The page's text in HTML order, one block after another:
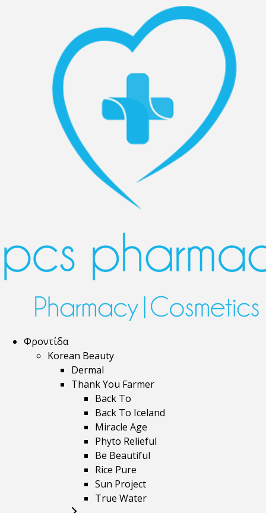
Φροντίδα
Korean Beauty
Dermal
Thank You Farmer
Back To
Back To Iceland
Miracle Age
Phyto Relieful
Be Beautiful
Rice Pure
Sun Project
True Water